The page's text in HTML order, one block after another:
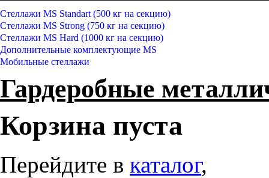
Стеллажи MS Standart (500 кг на секцию)
Стеллажи MS Strong (750 кг на секцию)
Стеллажи MS Hard (1000 кг на секцию)
Дополнительные комплектующие MS
Мобильные стеллажи
Гардеробные
Корзина пуста
Перейдите в каталог,